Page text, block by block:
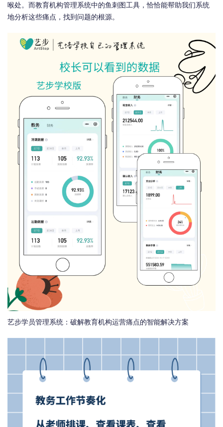
喉处。而教育机构管理系统中的鱼刺图工具，恰恰能帮助我们系统
地分析这些痛点，找到问题的根源。
艺步学员管理系统：破解教育机构运营痛点的智能解决方案